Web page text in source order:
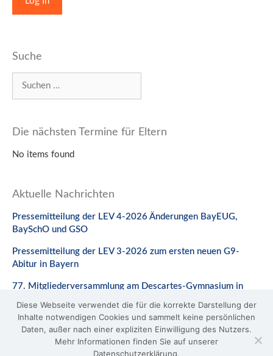
Suche
nach:
Die nächsten Termine für Eltern
No items found
Aktuelle Nachrichten
Pressemitteilung der LEV 4-2026 Änderungen BayEUG,
BaySchO und GSO
Pressemitteilung der LEV 3-2026 zum ersten neuen G9-
Abitur in Bayern
77. Mitgliederversammlung am Descartes-Gymnasium in
Stellungnahme zum Gesetzentwurf zur Änderung des
BaySchO
Diese Webseite verwendet die für die korrekte Darstellung der
Inhalte notwendigen Cookies und sammelt keine persönlichen
Daten, außer nach einer expliziten Einwilligung des Nutzers.
Mehr Informationen finden Sie auf unserer
Datenschutzerklärung.